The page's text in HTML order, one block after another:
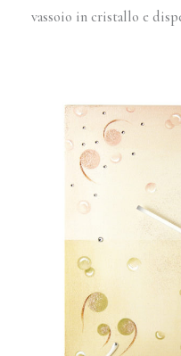
vassoio in cristallo e